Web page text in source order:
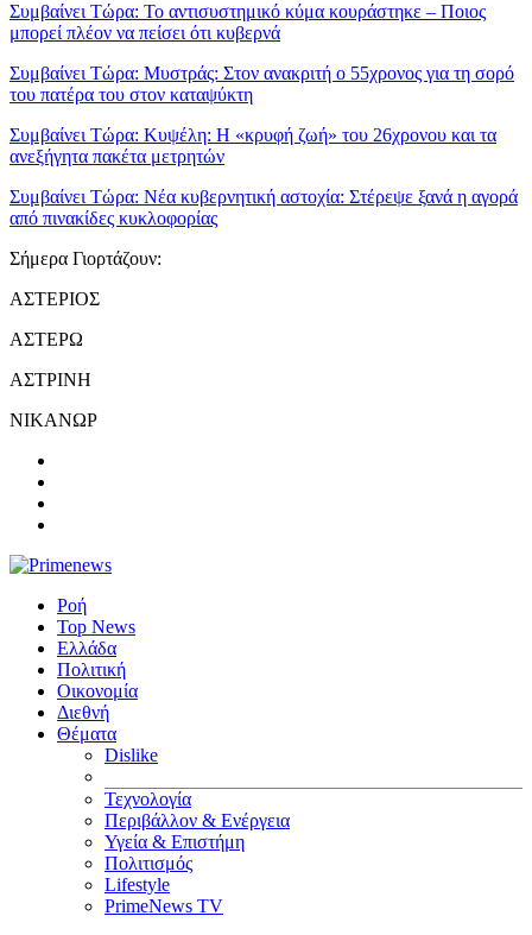
Συμβαίνει Τώρα: Το αντισυστημικό κύμα κουράστηκε – Ποιος
μπορεί πλέον να πείσει ότι κυβερνά
Συμβαίνει Τώρα: Μυστράς: Στον ανακριτή ο 55χρονος για τη σορό
του πατέρα του στον καταψύκτη
Συμβαίνει Τώρα: Κυψέλη: Η «κρυφή ζωή» του 26χρονου και τα
ανεξήγητα πακέτα μετρητών
Συμβαίνει Τώρα: Νέα κυβερνητική αστοχία: Στέρεψε ξανά η αγορά
από πινακίδες κυκλοφορίας
Σήμερα Γιορτάζουν:
ΑΣΤΕΡΙΟΣ
ΑΣΤΕΡΩ
ΑΣΤΡΙΝΗ
ΝΙΚΑΝΩΡ
Ροή
Top News
Ελλάδα
Πολιτική
Οικονομία
Διεθνή
Θέματα
Dislike
Τεχνολογία
Περιβάλλον & Ενέργεια
Υγεία & Επιστήμη
Πολιτισμός
Lifestyle
PrimeNews TV